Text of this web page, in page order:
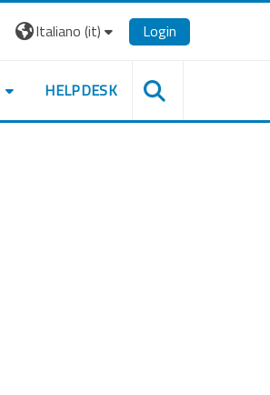
Italiano ‎(it)‎ Login
HELPDESK